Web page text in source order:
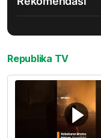
Republika TV